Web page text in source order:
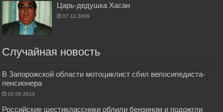
Царь-дедушка Хасан
07.12.2009
Случайная новость
В Запорожской области мотоциклист сбил велосипедиста-
пенсионера
02.08.2013
Российские шестиклассники облили бензином и подожгли